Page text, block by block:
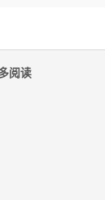
阅读